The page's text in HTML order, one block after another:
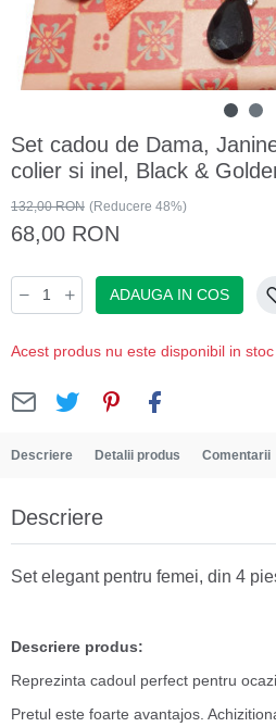
Set cadou de Dama,
colier si inel, Black &
132,00 RON (Reducere 48%)
68,00 RON
ADAUGA IN COS
Acest produs nu este disponibil in stoc
Descriere Detalii produs Comentarii
Descriere
Set elegant pentru femei, din 4
Descriere produs:
Reprezinta cadoul perfect pentru
Pretul este foarte avantajos.